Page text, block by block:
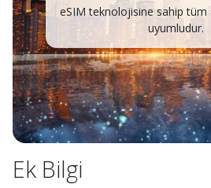
eSIM teknolojisine sahip tüm
uyumludur.
Ek Bilgi